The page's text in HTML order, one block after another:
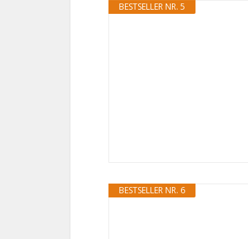
BESTSELLER NR. 5
BESTSELLER NR. 6